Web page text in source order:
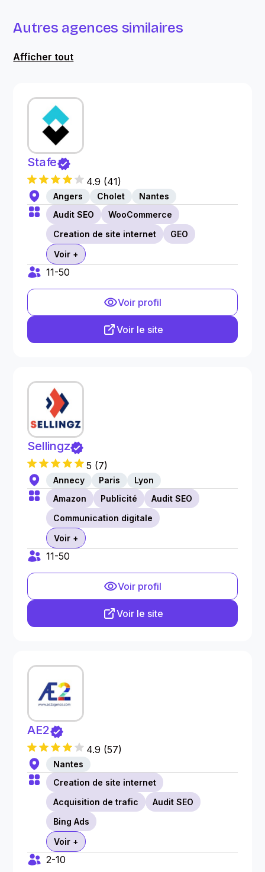
Autres agences similaires
Afficher tout
Stafe
4.9 (41)
Angers Cholet
Nantes
Audit SEO
WooCommerce
Creation de site internet
GEO
Voir +
11-50
Voir profil
Voir le site
Sellingz
5 (7)
Annecy Paris
Lyon
Amazon
Publicité
Audit SEO
Communication digitale
Voir +
11-50
Voir profil
Voir le site
AE2
4.9 (57)
Nantes
Creation de site internet
Acquisition de trafic
Audit SEO
Bing Ads
Voir +
2-10